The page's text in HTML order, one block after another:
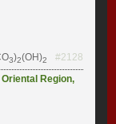
3)2(OH)2
#2128
Oriental Region,